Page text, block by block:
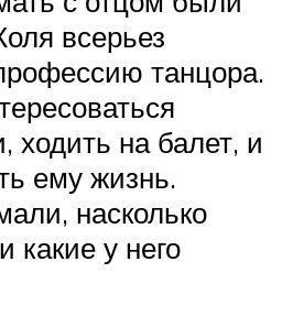
всерьез
танцора.
ходить на балет, и
ему жизнь.
насколько
какие у него